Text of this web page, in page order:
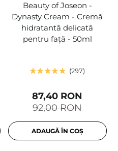
Beauty of Joseon -
Dynasty Cream - Cremă
hidratantă delicată
pentru față - 50ml
297
92,00 RON
87,40 RON
ADAUGĂ ÎN COȘ